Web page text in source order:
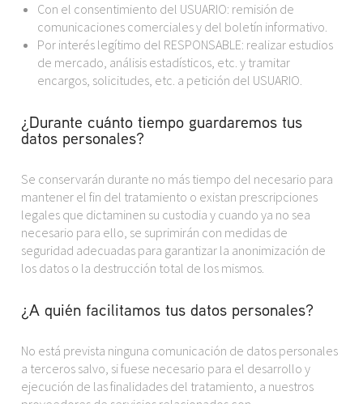
Con el consentimiento del USUARIO: remisión de
comunicaciones comerciales y del boletín informativo.
Por interés legítimo del RESPONSABLE: realizar estudios
de mercado, análisis estadísticos, etc. y tramitar
encargos, solicitudes, etc. a petición del USUARIO.
¿Durante cuánto tiempo guardaremos tus
datos personales?
Se conservarán durante no más tiempo del necesario para
mantener el fin del tratamiento o existan prescripciones
legales que dictaminen su custodia y cuando ya no sea
necesario para ello, se suprimirán con medidas de
seguridad adecuadas para garantizar la anonimización de
los datos o la destrucción total de los mismos.
¿A quién facilitamos tus datos personales?
No está prevista ninguna comunicación de datos personales
a terceros salvo, si fuese necesario para el desarrollo y
ejecución de las finalidades del tratamiento, a nuestros